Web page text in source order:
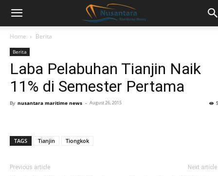
Home Berita
Berita
Laba Pelabuhan Tianjin Naik
11% di Semester Pertama
By nusantara maritime news - August 26, 2015
TAGS Tianjin Tiongkok
Previous article Next article